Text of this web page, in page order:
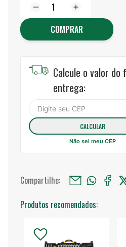
COMPRAR
Calcule o valor
entrega:
Não sei meu CEP
Compartilhe:
Produtos recomendados: